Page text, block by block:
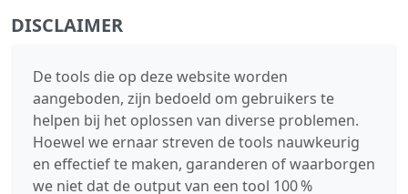
DISCLAIMER
De tools die op deze website worden
aangeboden, zijn bedoeld om gebruikers te
helpen bij het oplossen van diverse problemen.
Hoewel we ernaar streven de tools nauwkeurig
en effectief te maken, garanderen of waarborgen
we niet dat de output van een tool 100 %